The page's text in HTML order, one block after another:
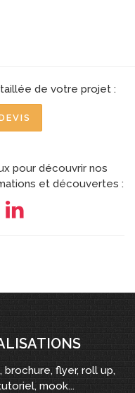
de votre projet :
pour découvrir nos
et découvertes :
flyer, roll up,
mook...